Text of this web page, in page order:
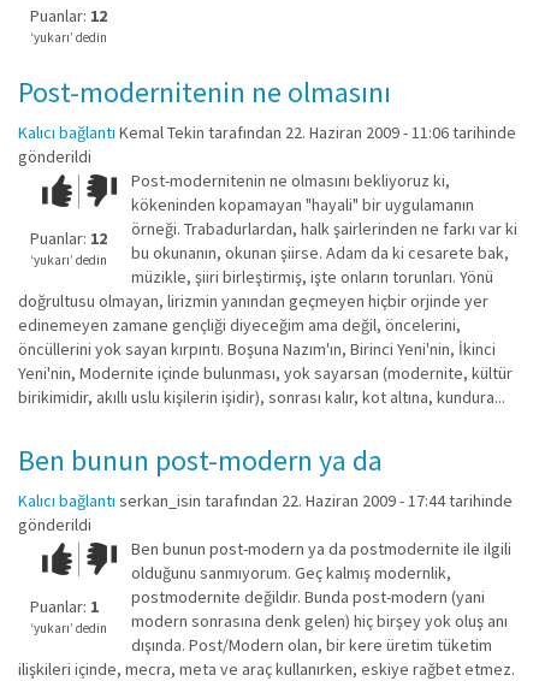
iyi
değil!
Puanlar: 12
‘yukarı’ dedin
Post-modernitenin ne olmasını
Kalıcı bağlantı Kemal Tekin tarafından 22. Haziran 2009 - 11:06 tarihinde
gönderildi
Çok iyi!O
kadar
iyi
değil!
Puanlar: 12
‘yukarı’ dedin
Post-modernitenin ne olmasını bekliyoruz ki,
kökeninden kopamayan "hayali" bir uygulamanın
örneği. Trabadurlardan, halk şairlerinden ne farkı var ki
bu okunanın, okunan şiirse. Adam da ki cesarete bak,
müzikle, şiiri birleştirmiş, işte onların torunları. Yönü
doğrultusu olmayan, lirizmin yanından geçmeyen hiçbir orjinde yer
edinemeyen zamane gençliği diyeceğim ama değil, öncelerini,
öncüllerini yok sayan kırpıntı. Boşuna Nazım'ın, Birinci Yeni'nin, İkinci
Yeni'nin, Modernite içinde bulunması, yok sayarsan (modernite, kültür
birikimidir, akıllı uslu kişilerin işidir), sonrası kalır, kot altına, kundura...
Ben bunun post-modern ya da
Kalıcı bağlantı serkan_isin tarafından 22. Haziran 2009 - 17:44 tarihinde
gönderildi
Çok iyi!O
kadar
iyi
değil!
Puanlar: 1
‘yukarı’ dedin
Ben bunun post-modern ya da postmodernite ile ilgili
olduğunu sanmıyorum. Geç kalmış modernlik,
postmodernite değildir. Bunda post-modern (yani
modern sonrasına denk gelen) hiç birşey yok oluş anı
dışında. Post/Modern olan, bir kere üretim tüketim
ilişkileri içinde, mecra, meta ve araç kullanırken, eskiye rağbet etmez.